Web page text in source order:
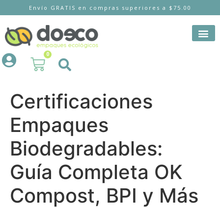
Envío GRATIS en compras superiores a $75.00
0
Certificaciones
Empaques
Biodegradables:
Guía Completa OK
Compost, BPI y Más